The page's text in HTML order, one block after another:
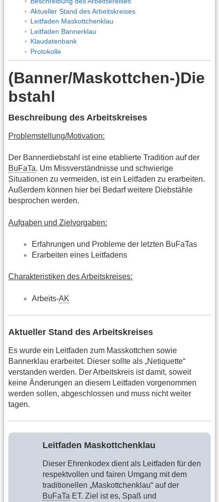
Aktueller Stand des Arbeitskreises
Leitfaden Maskottchenklau
Leitfaden Bannerklau
Klaudatenbank
Protokolle
(Banner/Maskottchen-)Die
bstahl
Beschreibung des Arbeitskreises
Problemstellung/Motivation:
Der Bannerdiebstahl ist eine etablierte Tradition auf der
BuFaTa. Um Missverständnisse und schwierige
Situationen zu vermeiden, ist ein Leitfaden zu erarbeiten.
Außerdem können hier bei Bedarf weitere Diebstähle
besprochen werden.
Aufgaben und Zielvorgaben:
Erfahrungen und Probleme der letzten BuFaTas
Erarbeiten eines Leitfadens
Charakteristiken des Arbeitskreises:
Arbeits-AK
Aktueller Stand des Arbeitskreises
Es wurde ein Leitfaden zum Masskottchen sowie
Bannerklau erarbeitet. Dieser sollte als „Netiquette“
verstanden werden. Der Arbeitskreis ist damit, soweit
keine Änderungen an diesem Leitfaden vorgenommen
werden sollen, abgeschlossen und muss nicht weiter
tagen.
Leitfaden Maskottchenklau
Dieser Ehrenkodex dient als Leitfaden für den
respektvollen und fairen Umgang mit dem
traditionellen „Maskottchenklau“ auf der
BuFaTa ET. Ziel ist es, Spaß und